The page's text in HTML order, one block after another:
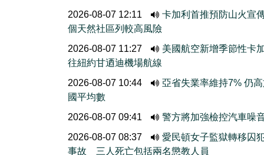
2026-08-07 12:11
卡加利首推預防山火宣
個天然社區列較高風險
2026-08-07 11:27
美國航空新增季節性卡
往紐約甘迺迪機場航線
2026-08-07 10:44
亞省失業率維持7% 仍
國平均數
2026-08-07 09:41
警方將加強檢控汽車噪
2026-08-07 08:37
愛民頓女子監獄轉移囚
事故 三人死亡包括兩名懲教人員